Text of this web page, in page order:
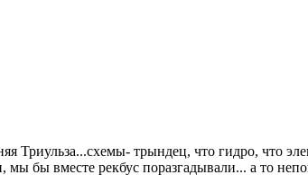
Триульза...схемы- трындец, что гидро, что
бы вместе рекбус поразгадывали... а то